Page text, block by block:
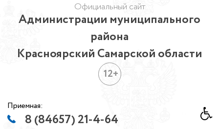
Официальный сайт
Администрации муниципального
района
Красноярский Самарской области
12+
Приемная:
8 (84657) 21-4-64